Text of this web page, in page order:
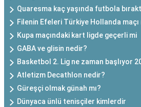
Quaresma kaç yaşında futbola
Filenin Efeleri Türkiye Hollanda maçı
Kupa maçındaki kart ligde geçerli mi
GABA ve glisin nedir?
Basketbol 2. Lig ne zaman başlıyor
Atletizm Decathlon nedir?
Güreşçi olmak günah mı?
Dünyaca ünlü tenisçiler kimlerdir